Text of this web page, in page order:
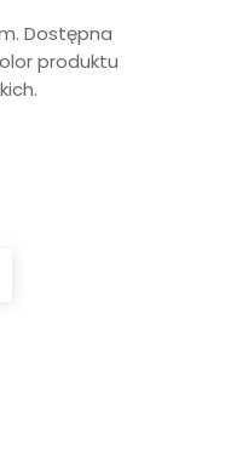
Dostępna
produktu